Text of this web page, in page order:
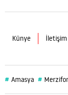
Künye İletişim
# Amasya #